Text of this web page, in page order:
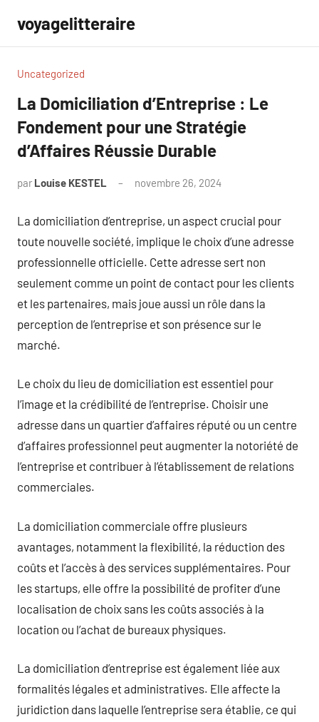
contenu
voyagelitteraire
Uncategorized
La Domiciliation d’Entreprise : Le
Fondement pour une Stratégie
d’Affaires Réussie Durable
par Louise KESTEL novembre 26, 2024
La domiciliation d’entreprise, un aspect crucial pour
toute nouvelle société, implique le choix d’une adresse
professionnelle officielle. Cette adresse sert non
seulement comme un point de contact pour les clients
et les partenaires, mais joue aussi un rôle dans la
perception de l’entreprise et son présence sur le
marché.
Le choix du lieu de domiciliation est essentiel pour
l’image et la crédibilité de l’entreprise. Choisir une
adresse dans un quartier d’affaires réputé ou un centre
d’affaires professionnel peut augmenter la notoriété de
l’entreprise et contribuer à l’établissement de relations
commerciales.
La domiciliation commerciale offre plusieurs
avantages, notamment la flexibilité, la réduction des
coûts et l’accès à des services supplémentaires. Pour
les startups, elle offre la possibilité de profiter d’une
localisation de choix sans les coûts associés à la
location ou l’achat de bureaux physiques.
La domiciliation d’entreprise est également liée aux
formalités légales et administratives. Elle affecte la
juridiction dans laquelle l’entreprise sera établie, ce qui